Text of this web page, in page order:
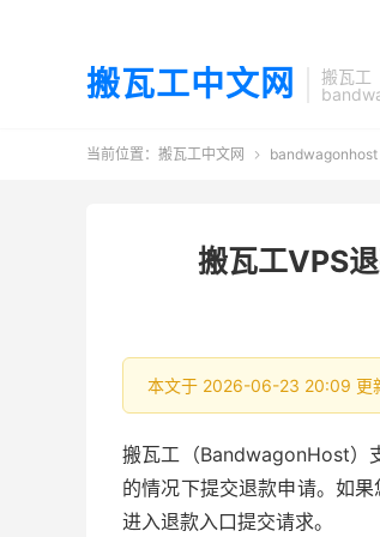
搬瓦工中文网
搬瓦工
当前位置： 搬瓦工中文网  bandwagonhost
搬瓦工VPS
本文于 2026-06-23 20:09 更
搬瓦工（BandwagonHost）
的情况下提交退款申请。如
进入退款入口提交请求。